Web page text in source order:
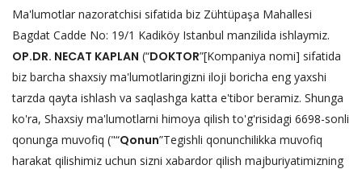
Ma'lumotlar nazoratchisi sifatida biz Zühtüpaşa Mahallesi
Bagdat Cadde No: 19/1 Kadiköy Istanbul manzilida ishlaymiz.
OP.DR. NECAT KAPLAN (“DOKTOR”[Kompaniya nomi] sifatida
biz barcha shaxsiy ma'lumotlaringizni iloji boricha eng yaxshi
tarzda qayta ishlash va saqlashga katta e'tibor beramiz. Shunga
ko'ra, Shaxsiy ma'lumotlarni himoya qilish to'g'risidagi 6698-sonli
qonunga muvofiq ("“Qonun”Tegishli qonunchilikka muvofiq
harakat qilishimiz uchun sizni xabardor qilish majburiyatimizning